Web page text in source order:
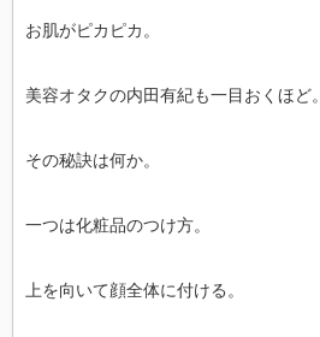
お肌がピカピカ。
美容オタクの内田有紀も一目おくほど。
その秘訣は何か。
一つは化粧品のつけ方。
上を向いて顔全体に付ける。